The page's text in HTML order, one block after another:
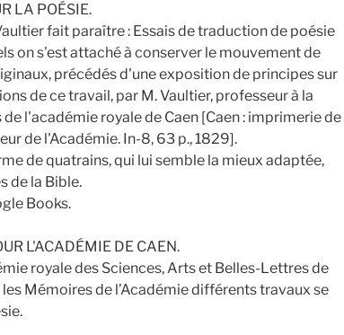
LA POÉSIE.
fait paraître : Essais de traduction de poésie
on s'est attaché à conserver le mouvement de
précédés d'une exposition de principes sur
de ce travail, par M. Vaultier, professeur à la
l'académie royale de Caen [Caen : imprimerie de
de l'Académie. In-8, 63 p., 1829].
de quatrains, qui lui semble la mieux adaptée,
de la Bible.
Books.
L'ACADÉMIE DE CAEN.
royale des Sciences, Arts et Belles-Lettres de
les Mémoires de l’Académie différents travaux se